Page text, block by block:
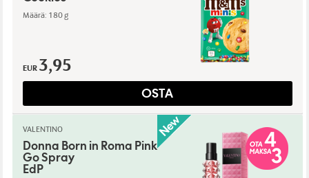
Määrä: 180 g
EUR 3,95
OSTA
VALENTINO
Donna Born in Roma Pink
Go Spray
EdP